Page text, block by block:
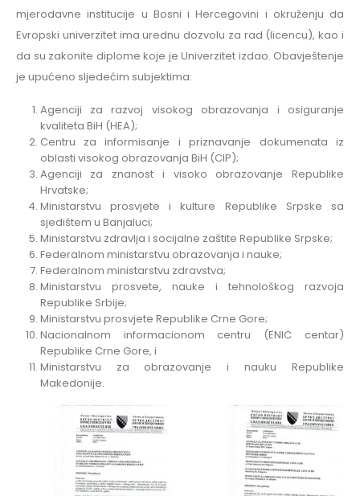
mjerodavne institucije u Bosni i Hercegovini i okruženju da
Evropski univerzitet ima urednu dozvolu za rad (licencu), kao i
da su zakonite diplome koje je Univerzitet izdao. Obavještenje
je upućeno sljedećim subjektima:
Agenciji za razvoj visokog obrazovanja i osiguranje
kvaliteta BiH (HEA);
Centru za informisanje i priznavanje dokumenata iz
oblasti visokog obrazovanja BiH (CIP);
Agenciji za znanost i visoko obrazovanje Republike
Hrvatske;
Ministarstvu prosvjete i kulture Republike Srpske sa
sjedištem u Banjaluci;
Ministarstvu zdravlja i socijalne zaštite Republike Srpske;
Federalnom ministarstvu obrazovanja i nauke;
Federalnom ministarstvu zdravstva;
Ministarstvu prosvete, nauke i tehnološkog razvoja
Republike Srbije;
Ministarstvu prosvjete Republike Crne Gore;
Nacionalnom informacionom centru (ENIC centar)
Republike Crne Gore, i
Ministarstvu za obrazovanje i nauku Republike
Makedonije.